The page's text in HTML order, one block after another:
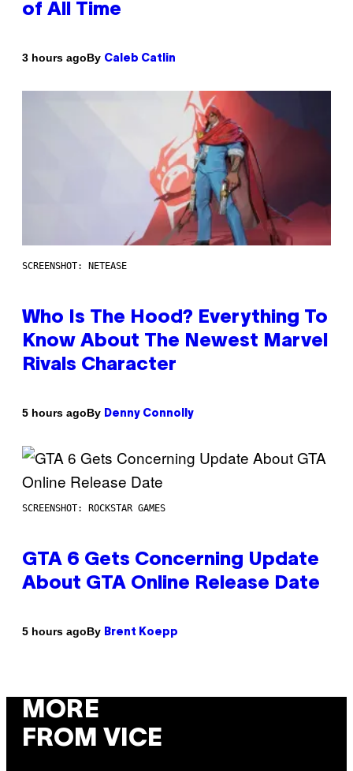
of All Time
3 hours agoBy Caleb Catlin
SCREENSHOT: NETEASE
Who Is The Hood? Everything To
Know About The Newest Marvel
Rivals Character
5 hours agoBy Denny Connolly
SCREENSHOT: ROCKSTAR GAMES
GTA 6 Gets Concerning Update
About GTA Online Release Date
5 hours agoBy Brent Koepp
MORE
FROM VICE